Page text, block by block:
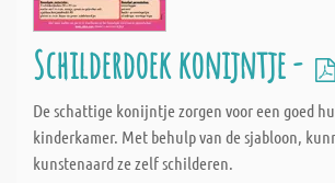
Schilderdoek konijntje -
De schattige konijntje zorgen voor een goed
kinderkamer. Met behulp van de sjabloon,
kunstenaard ze zelf schilderen.